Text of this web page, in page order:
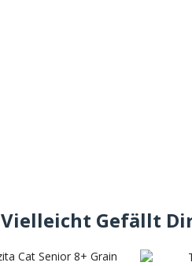
Vielleicht Gefällt